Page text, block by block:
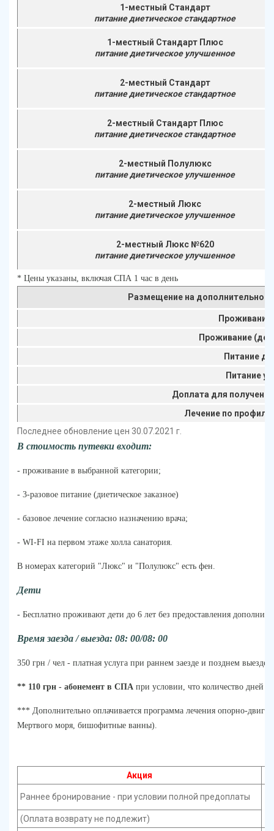
1-местный Стандарт
питание диетическое стандартное
1-местный Стандарт Плюс
питание диетическое улучшенное
2-местный Стандарт
питание диетическое стандартное
2-местный Стандарт Плюс
питание диетическое стандартное
2-местный Полулюкс
питание диетическое улучшенное
2-местный Люкс
питание диетическое улучшенное
2-местный Люкс №620
питание диетическое улучшенное
* Цены указаны, включая СПА 1 час в день
Размещение на
Проживание
Питание
Питание
Доплата для
Лечение по профилю
Последнее обновление цен 30.07.2021 г.
В стоимость путевки входит:
- проживание в выбранной категории;
- 3-разовое питание (диетическое заказное)
- базовое лечение согласно назначению врача;
- WI-FI на первом этаже холла санатория.
В номерах категорий "Люкс" и "Полулюкс" есть фен.
Дети
- Бесплатно проживают дети до 6 лет без предоставления
Время заезда / выезда: 08: 00/08: 00
350 грн / чел - платная услуга при раннем заезде и позднем выезде.
** 110 грн - абонемент в СПА при условии, что количество дней в
*** Дополнительно оплачивается программа лечения опорно-
Мертвого моря, бишофитные ванны).
Акция
Раннее бронирование - при условии полной предоплаты
(Оплата возврату не подлежит)